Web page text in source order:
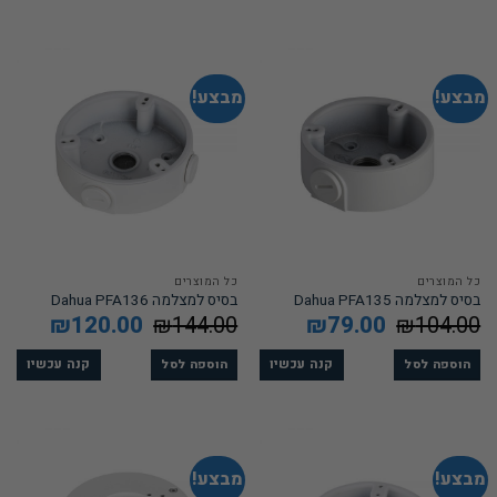
מבצע!
כל המוצרים
בסיס למצלמה Dahua PFA135
₪104.00 המחיר
המקורי
₪104.00.
₪79.00 המחיר
הנוכחי
הוא:
₪79.00. הוספה לסל קנה עכשיו
מבצע!
כל המוצרים
בסיס למצלמה Dahua PFA136
₪144.00 המחיר
המקורי
₪144.00.
₪120.00 המחיר
הנוכחי
הוא:
הוספה לסל קנה עכשיו
מבצע! מבצע!